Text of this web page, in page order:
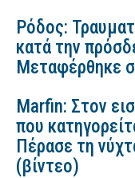
Ρόδος:
κατά την
Μεταφέρθηκε
Marfin: Στον
που
Πέρασε τη
(βίντεο)